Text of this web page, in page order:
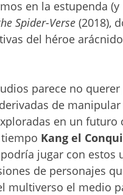
en la estupenda
Spider-Verse (2018),
del héroe
parece no
de
en un futuro
Kang el
jugar con estos
de personajes
multiverso el medio